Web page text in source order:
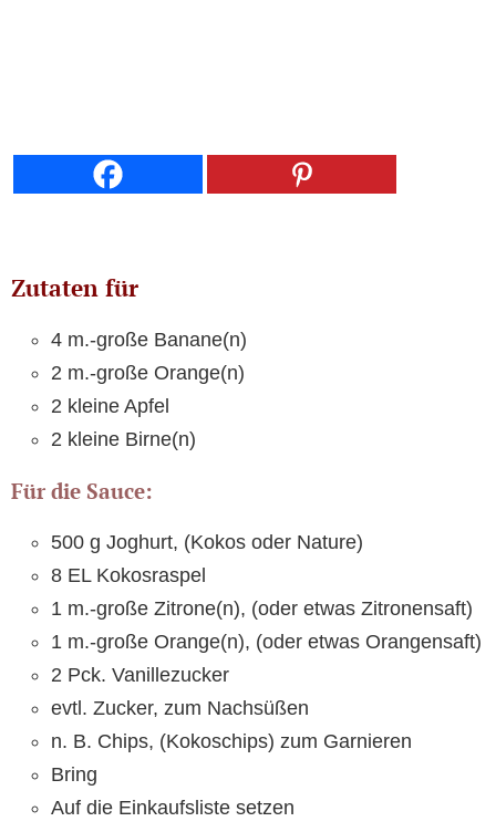
Zutaten für
4 m.-große Banane(n)
2 m.-große Orange(n)
2 kleine Apfel
2 kleine Birne(n)
Für die Sauce:
500 g Joghurt, (Kokos oder Nature)
8 EL Kokosraspel
1 m.-große Zitrone(n), (oder etwas Zitronensaft)
1 m.-große Orange(n), (oder etwas Orangensaft)
2 Pck. Vanillezucker
evtl. Zucker, zum Nachsüßen
n. B. Chips, (Kokoschips) zum Garnieren
Bring
Auf die Einkaufsliste setzen